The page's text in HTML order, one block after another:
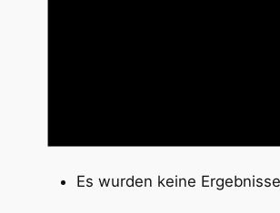
Es wurden keine